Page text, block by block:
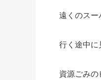
遠くのスー
行く途中に
資源ごみの